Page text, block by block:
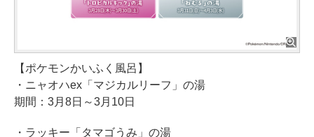
【ポケモンかいふく風呂】
・ニャオハex「マジカルリーフ」の湯
期間：3月8日～3月10日
・ラッキー「タマゴうみ」の湯